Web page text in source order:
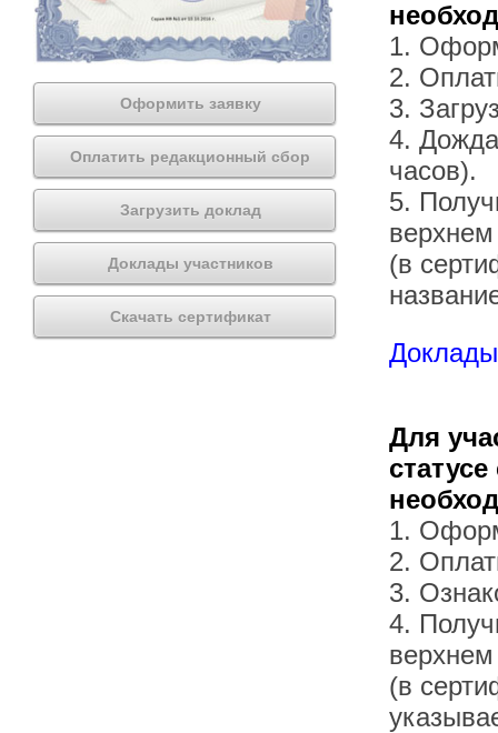
Оформить заявку
Оплатить редакционный сбор
Загрузить доклад
Доклады участников
Скачать сертификат
1.
2.
3.
4.
часов).
5.
(в
Для
1.
2.
3.
4.
(в